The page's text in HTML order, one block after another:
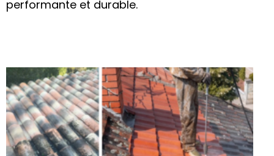
performante et durable.